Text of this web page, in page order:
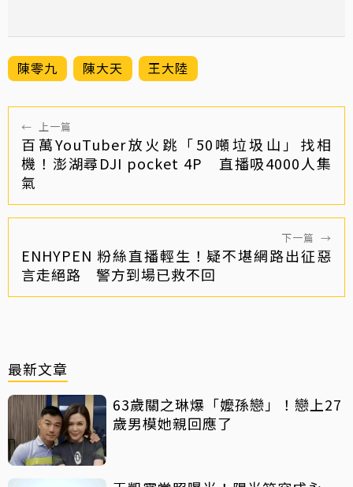
陳零九 陳大天 王大陸
← 上一篇
百萬YouTuber放火跳「50噸垃圾山」找相
機！澎湖尋DJI pocket 4P 直播吸4000人集
氣
下一篇 →
ENHYPEN 粉絲直播輕生！疑不堪網路出征惡
言走絕路 警方到場已救不回
最新文章
63歲關之琳爆「嬤孫戀」！戀上27
歲男模她親回應了